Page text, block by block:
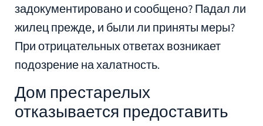
задокументировано и сообщено? Падал ли
жилец прежде, и были ли приняты меры?
При отрицательных ответах возникает
подозрение на халатность.
Дом престарелых
отказывается предоставить